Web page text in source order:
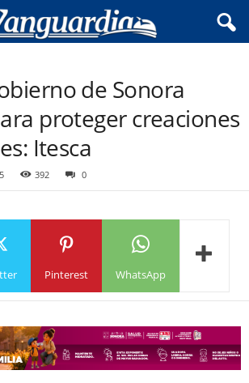
de Sonora
proteger creaciones
Itesca
392 0
Pinterest WhatsApp